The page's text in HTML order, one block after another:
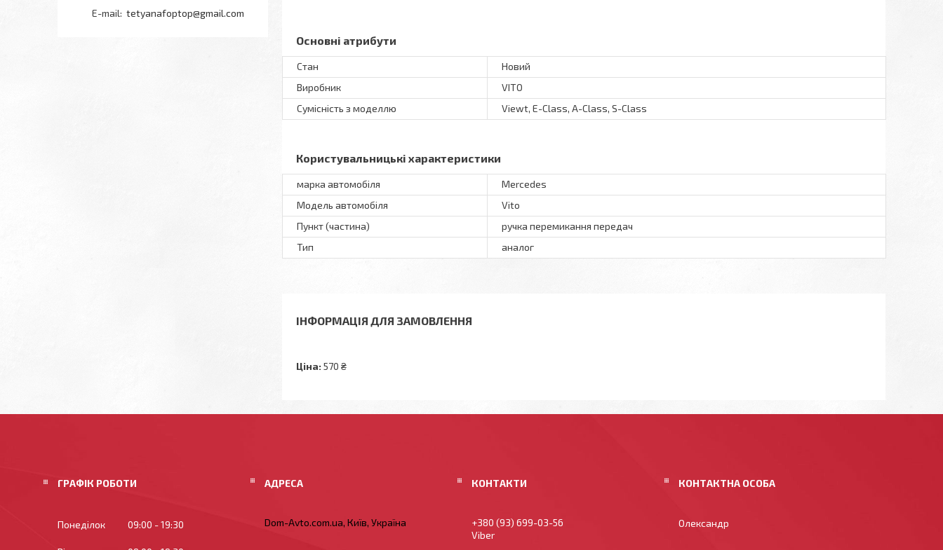
Основні атрибути
Стан
Новий
Виробник
VITO
Сумісність з моделлю
Viewt, E-Class, A-Class, S-Class
Користувальницькі характеристики
марка автомобіля
Mercedes
Модель автомобіля
Vito
Пункт (частина)
ручка перемикання передач
Тип
аналог
ІНФОРМАЦІЯ ДЛЯ ЗАМОВЛЕННЯ
Ціна: 570 ₴
tetyanafoptop@gmail.com
ГРАФІК РОБОТИ
Понеділок 09:00 19:30 Dom-Avto.com.ua, Київ, Україна
+380 (93) 699-03-56
Viber
Олександр